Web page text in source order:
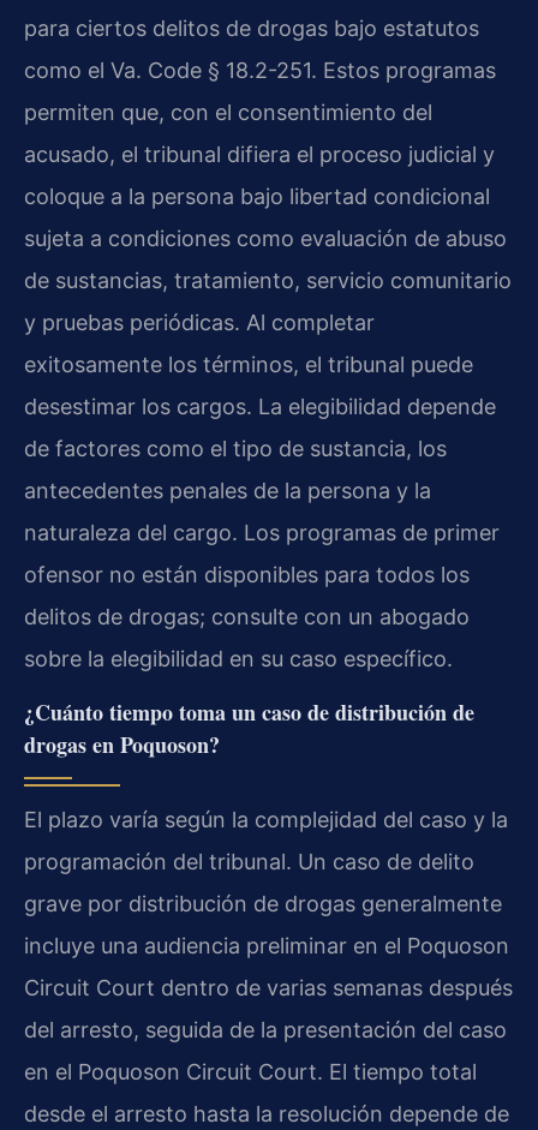
para ciertos delitos de drogas bajo estatutos
como el Va. Code § 18.2-251. Estos programas
permiten que, con el consentimiento del
acusado, el tribunal difiera el proceso judicial y
coloque a la persona bajo libertad condicional
sujeta a condiciones como evaluación de abuso
de sustancias, tratamiento, servicio comunitario
y pruebas periódicas. Al completar
exitosamente los términos, el tribunal puede
desestimar los cargos. La elegibilidad depende
de factores como el tipo de sustancia, los
antecedentes penales de la persona y la
naturaleza del cargo. Los programas de primer
ofensor no están disponibles para todos los
delitos de drogas; consulte con un abogado
sobre la elegibilidad en su caso específico.
¿Cuánto tiempo toma un caso de distribución de
drogas en Poquoson?
El plazo varía según la complejidad del caso y la
programación del tribunal. Un caso de delito
grave por distribución de drogas generalmente
incluye una audiencia preliminar en el Poquoson
Circuit Court dentro de varias semanas después
del arresto, seguida de la presentación del caso
en el Poquoson Circuit Court. El tiempo total
desde el arresto hasta la resolución depende de